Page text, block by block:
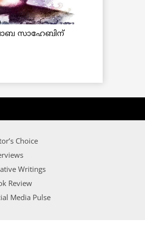
സാഹേബിന്
Choice
Writings
Review
Media Pulse